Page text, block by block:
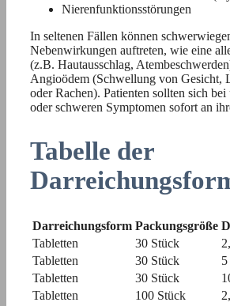
Nierenfunktionsstörungen
In seltenen Fällen können
Nebenwirkungen auftreten, wie eine
(z.B. Hautausschlag,
Angioödem (Schwellung von Gesicht,
oder Rachen). Patienten sollten sich
oder schweren Symptomen sofort an
Tabelle der
Darreichungsform Packungsgröße
Tabletten
30 Stück
Tabletten
30 Stück
5
Tabletten
30 Stück
Tabletten
100 Stück